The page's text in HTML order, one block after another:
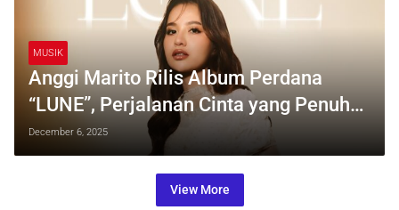
MUSIK
Anggi Marito Rilis Album Perdana
“LUNE”, Perjalanan Cinta yang Penuh
Keindahan dan Ketulusan
December 6, 2025
View More